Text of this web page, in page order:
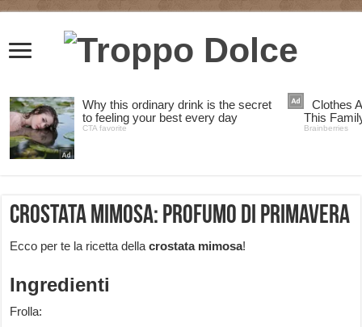
Crostata mimosa: profumo di primavera
Ecco per te la ricetta dellacrostata mimosa!
Ingredienti
Frolla: